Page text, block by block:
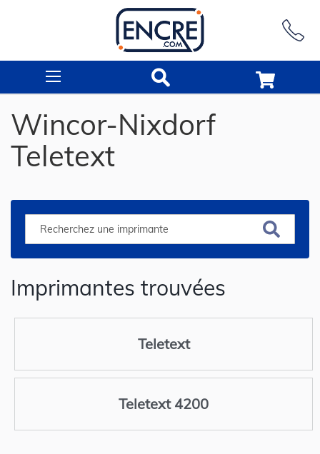
Wincor-Nixdorf
Teletext
Imprimantes trouvées
Teletext
Teletext 4200